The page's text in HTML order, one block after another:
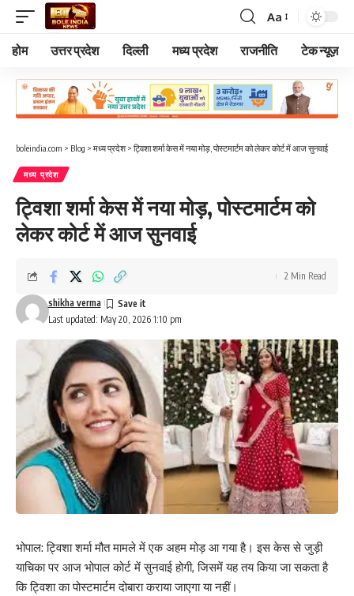
Font
Resizer
Aa
होम उत्तर प्रदेश दिल्ली मध्य प्रदेश राजनीति टेक न्यूज़
boleindia.com > Blog > मध्य प्रदेश> ट्विशा शर्मा केस में नया मोड़, पोस्टमार्टम को लेकर कोर्ट में आज सुनवाई
मध्य प्रदेश
ट्विशा शर्मा केस में नया मोड़, पोस्टमार्टम को
लेकर कोर्ट में आज सुनवाई
Last updated: May 20, 2026 1:10 pm
shikha verma
2 Min Read
भोपाल: ट्विशा शर्मा मौत मामले में एक अहम मोड़ आ गया है। इस केस से जुड़ी
याचिका पर आज भोपाल कोर्ट में सुनवाई होगी, जिसमें यह तय किया जा सकता है
कि ट्विशा का पोस्टमार्टम दोबारा कराया जाएगा या नहीं।